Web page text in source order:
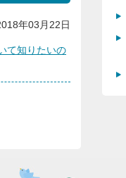
年03月22日
て知りたいの